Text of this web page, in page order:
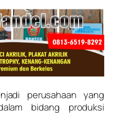
perusahaan yang
bidang produksi